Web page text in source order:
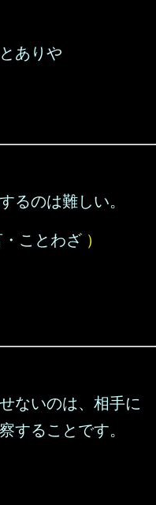
ありや
るのは難しい。
ことわざ ）
ないのは、相手に
することです。